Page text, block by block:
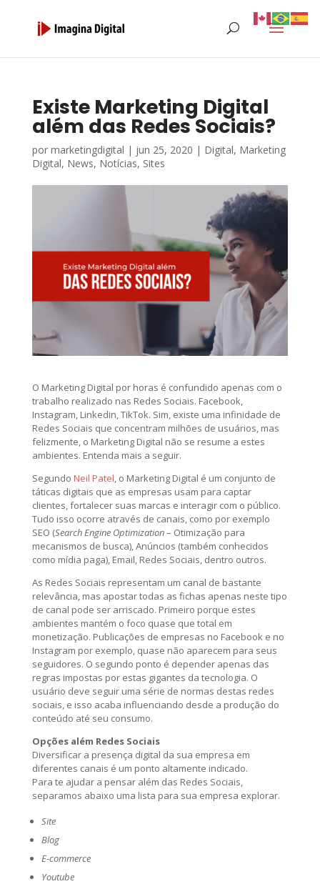
Existe Marketing Digital
além das Redes Sociais?
por marketingdigital | jun 25, 2020 | Digital, Marketing
Digital, News, Notícias, Sites
O Marketing Digital por horas é confundido apenas com o
trabalho realizado nas Redes Sociais. Facebook,
Instagram, Linkedin, TikTok. Sim, existe uma infinidade de
Redes Sociais que concentram milhões de usuários, mas
felizmente, o Marketing Digital não se resume a estes
ambientes. Entenda mais a seguir.
Segundo Neil Patel, o Marketing Digital é um conjunto de
táticas digitais que as empresas usam para captar
clientes, fortalecer suas marcas e interagir com o público.
Tudo isso ocorre através de canais, como por exemplo
SEO (Search Engine Optimization– Otimização para
mecanismos de busca), Anúncios (também conhecidos
como mídia paga), Email, Redes Sociais, dentro outros.
As Redes Sociais representam um canal de bastante
relevância, mas apostar todas as fichas apenas neste tipo
de canal pode ser arriscado. Primeiro porque estes
ambientes mantém o foco quase que total em
monetização. Publicações de empresas no Facebook e no
Instagram por exemplo, quase não aparecem para seus
seguidores. O segundo ponto é depender apenas das
regras impostas por estas gigantes da tecnologia. O
usuário deve seguir uma série de normas destas redes
sociais, e isso acaba influenciando desde a produção do
conteúdo até seu consumo.
Opções além Redes Sociais
Diversificar a presença digital da sua empresa em
diferentes canais é um ponto altamente indicado.
Para te ajudar a pensar além das Redes Sociais,
separamos abaixo uma lista para sua empresa explorar.
Site
Blog
E-commerce
Youtube